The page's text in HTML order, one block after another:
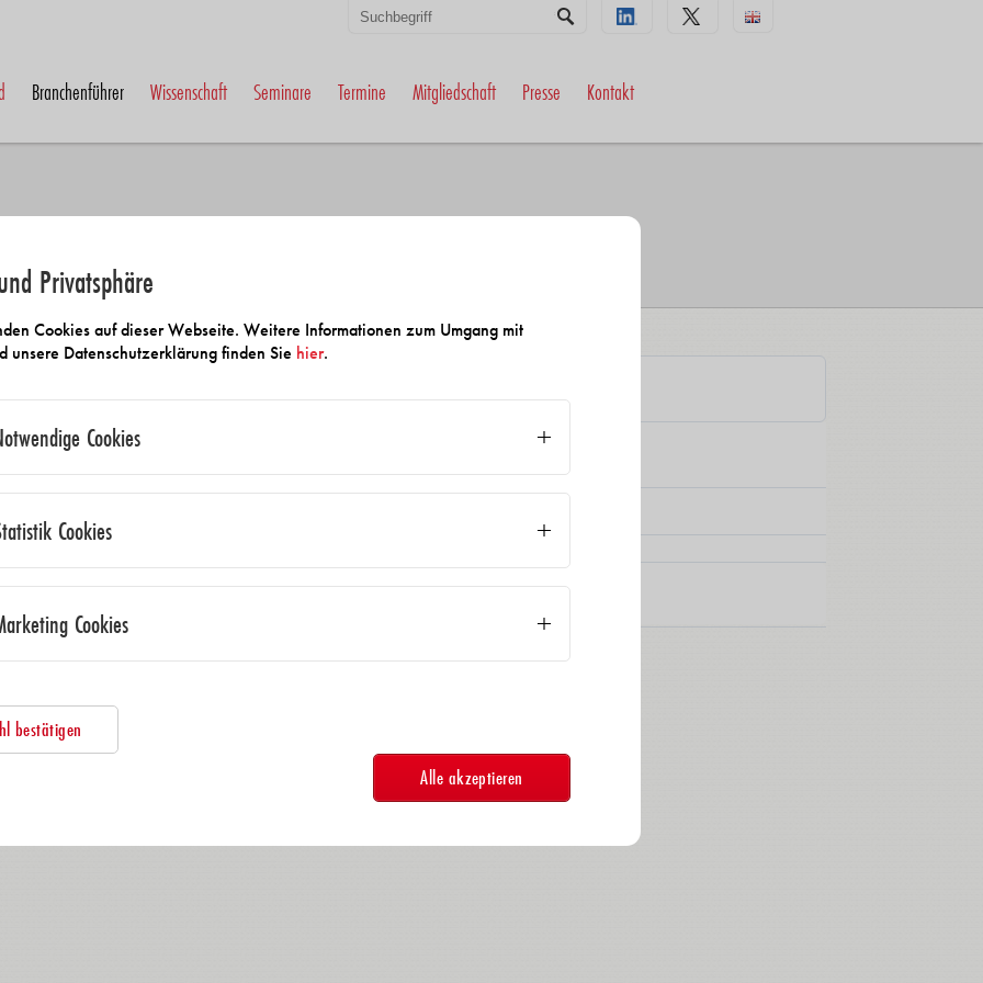
Branchenführer Wissenschaft Seminare Termine Mitgliedschaft Presse Kontakt
Anbietersuche
Privatsphäre
Cookies auf dieser Webseite. Weitere Informationen zum Umgang mit
unsere Datenschutzerklärung finden Sie hier.
Cookies
Cookies
Cookies
bestätigen
Alle akzeptieren